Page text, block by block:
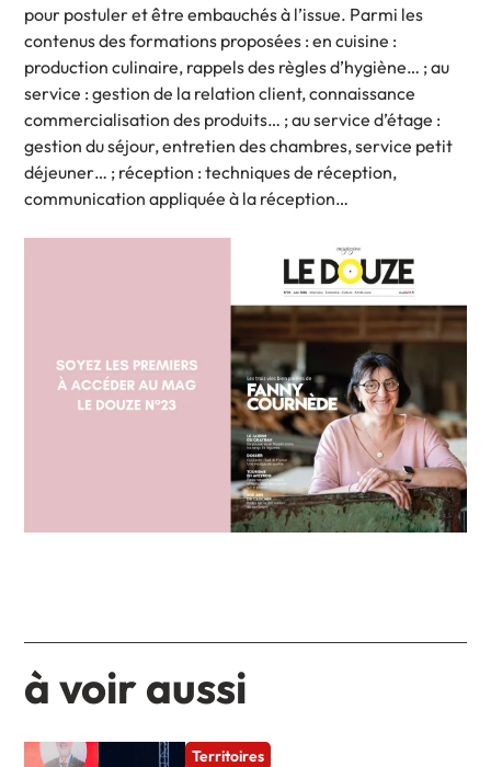
pour postuler et être embauchés à l’issue. Parmi les
contenus des formations proposées : en cuisine :
production culinaire, rappels des règles d’hygiène… ; au
service : gestion de la relation client, connaissance
commercialisation des produits… ; au service d’étage :
gestion du séjour, entretien des chambres, service petit
déjeuner… ; réception : techniques de réception,
communication appliquée à la réception…
à voir aussi
Territoires